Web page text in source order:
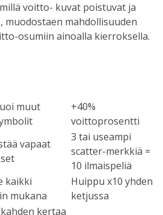
voitto- kuvat poistuvat ja
muodostaen mahdollisuuden
osumiin ainoalla kierroksella.
muut
+40%
voittoprosentti
vapaat
3 tai useampi
scatter-merkkiä =
10 ilmaispeliä
kaikki
mukana
Huippu x10 yhden
ketjussa
kertaa